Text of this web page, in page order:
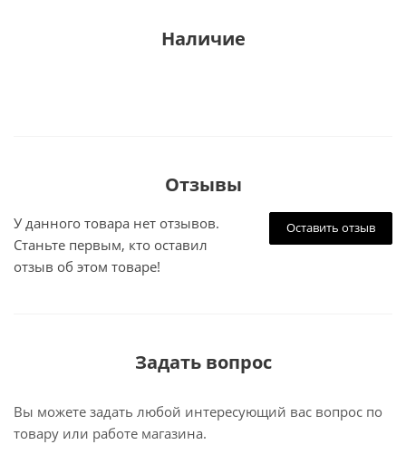
Наличие
Отзывы
Оставить отзыв
У данного товара нет отзывов.
Станьте первым, кто оставил
отзыв об этом товаре!
Задать вопрос
Вы можете задать любой интересующий вас вопрос по
товару или работе магазина.